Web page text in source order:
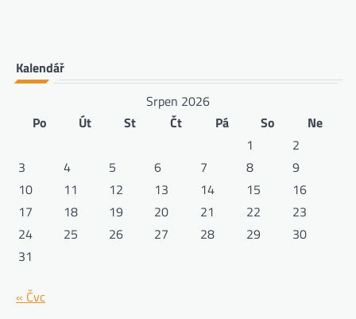
Kalendář
Srpen 2026
Po
Út St Čt Pá So
Ne
1
2
3
4 5 6 7 8
9
10
11 12 13 14 15
16
17
18 19 20 21 22
23
24
25 26 27 28 29
30
31
« Čvc